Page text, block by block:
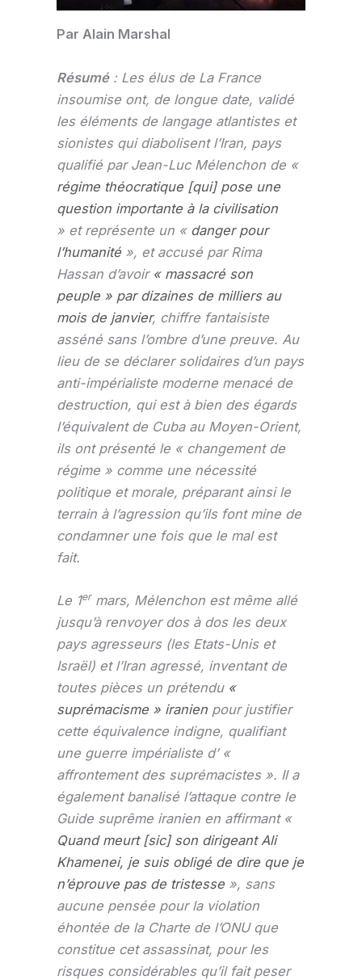
Par Alain Marshal
Résumé: Les élus de La France
insoumise ont, de longue date, validé
les éléments de langage atlantistes et
sionistes qui diabolisent l’Iran, pays
qualifié par Jean-Luc Mélenchon de «
régime théocratique [qui] pose une
question importante à la civilisation
» et représente un « danger pour
l’humanité », et accusé par Rima
Hassan d’avoir « massacré son
peuple » par dizaines de milliers au
mois de janvier, chiffre fantaisiste
asséné sans l’ombre d’une preuve. Au
lieu de se déclarer solidaires d’un pays
anti-impérialiste moderne menacé de
destruction, qui est à bien des égards
l’équivalent de Cuba au Moyen-Orient,
ils ont présenté le « changement de
régime » comme une nécessité
politique et morale, préparant ainsi le
terrain à l’agression qu’ils font mine de
condamner une fois que le mal est
fait.
Le 1ermars, Mélenchon est même allé
jusqu’à renvoyer dos à dos les deux
pays agresseurs (les Etats-Unis et
Israël) et l’Iran agressé, inventant de
toutes pièces un prétendu «
suprémacisme » iranien pour justifier
cette équivalence indigne, qualifiant
une guerre impérialiste d’ «
affrontement des suprémacistes ». Il a
également banalisé l’attaque contre le
Guide suprême iranien en affirmant «
Quand meurt [sic] son dirigeant Ali
Khamenei, je suis obligé de dire que je
n’éprouve pas de tristesse », sans
aucune pensée pour la violation
éhontée de la Charte de l’ONU que
constitue cet assassinat, pour les
risques considérables qu’il fait peser